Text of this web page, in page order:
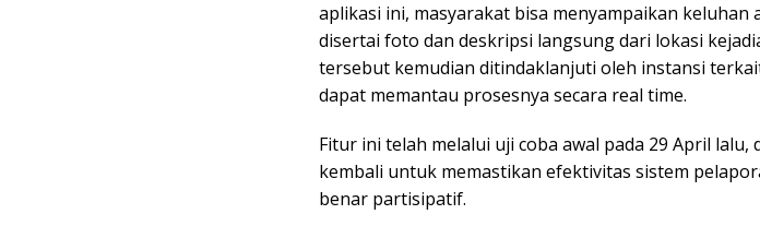
aplikasi ini, masyarakat bisa menyampaikan keluhan
disertai foto dan deskripsi langsung dari lokasi
tersebut kemudian ditindaklanjuti oleh instansi
dapat memantau prosesnya secara real time.
Fitur ini telah melalui uji coba awal pada 29 April lalu,
kembali untuk memastikan efektivitas sistem
benar partisipatif.